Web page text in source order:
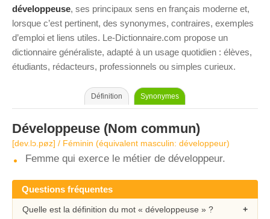
développeuse, ses principaux sens en français moderne et,
lorsque c’est pertinent, des synonymes, contraires, exemples
d’emploi et liens utiles. Le-Dictionnaire.com propose un
dictionnaire généraliste, adapté à un usage quotidien : élèves,
étudiants, rédacteurs, professionnels ou simples curieux.
Définition Synonymes
Développeuse (Nom commun)
[dev.lɔ.pøz] / Féminin (équivalent masculin: développeur)
Femme qui exerce le métier de développeur.
Questions fréquentes
Quelle est la définition du mot « développeuse » ?